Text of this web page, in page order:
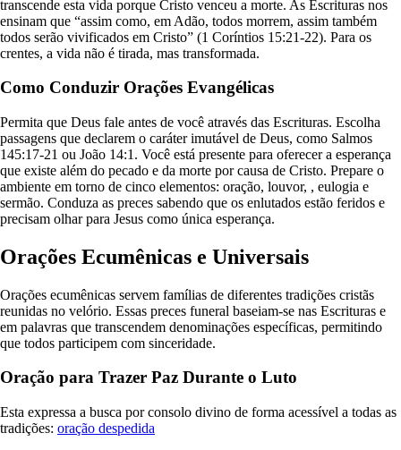
transcende esta vida porque Cristo venceu a morte. As Escrituras nos
ensinam que “assim como, em Adão, todos morrem, assim também
todos serão vivificados em Cristo” (1 Coríntios 15:21-22). Para os
crentes, a vida não é tirada, mas transformada.
Como Conduzir Orações Evangélicas
Permita que Deus fale antes de você através das Escrituras. Escolha
passagens que declarem o caráter imutável de Deus, como Salmos
145:17-21 ou João 14:1. Você está presente para oferecer a esperança
que existe além do pecado e da morte por causa de Cristo. Prepare o
ambiente em torno de cinco elementos: oração, louvor, , eulogia e
sermão. Conduza as preces sabendo que os enlutados estão feridos e
precisam olhar para Jesus como única esperança.
Orações Ecumênicas e Universais
Orações ecumênicas servem famílias de diferentes tradições cristãs
reunidas no velório. Essas preces funeral baseiam-se nas Escrituras e
em palavras que transcendem denominações específicas, permitindo
que todos participem com sinceridade.
Oração para Trazer Paz Durante o Luto
Esta expressa a busca por consolo divino de forma acessível a todas as
tradições: oração despedida